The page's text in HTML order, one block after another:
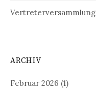
Vertreterversammlung
ARCHIV
Februar 2026 (1)